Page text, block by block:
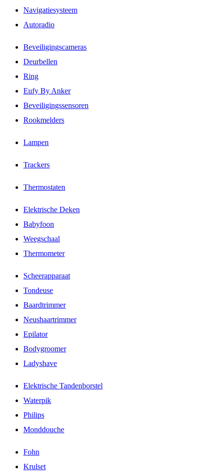
Navigatiesysteem
Autoradio
Beveiligingscameras
Deurbellen
Ring
Eufy By Anker
Beveiligingssensoren
Rookmelders
Lampen
Trackers
Thermostaten
Elektrische Deken
Babyfoon
Weegschaal
Thermometer
Scheerapparaat
Tondeuse
Baardtrimmer
Neushaartrimmer
Epilator
Bodygroomer
Ladyshave
Elektrische Tandenborstel
Waterpik
Philips
Monddouche
Fohn
Krulset